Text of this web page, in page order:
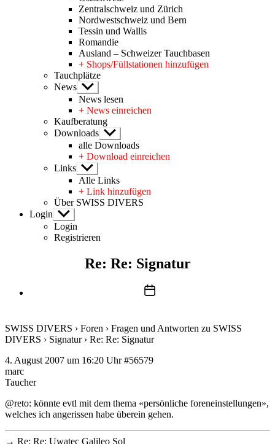
Zentralschweiz und Zürich
Nordwestschweiz und Bern
Tessin und Wallis
Romandie
Ausland – Schweizer Tauchbasen
+ Shops/Füllstationen hinzufügen
Tauchplätze
News Untermenü
anzeigen
News lesen
+ News einreichen
Kaufberatung
Downloads Untermenü
anzeigen
alle Downloads
+ Download einreichen
Links Untermenü
anzeigen
Alle Links
+ Link hinzufügen
Über SWISS DIVERS
Login Untermenü
anzeigen
Login
Registrieren
Re: Re: Signatur
Beitragsdatum
SWISS DIVERS › Foren › Fragen und Antworten zu SWISS
DIVERS › Signatur › Re: Re: Signatur
4. August 2007 um 16:20 Uhr #56579
marc
Taucher
@reto: könnte evtl mit dem thema «persönliche foreneinstellungen»,
welches ich angerissen habe überein gehen.
→ Re: Re: Uwatec Galileo Sol